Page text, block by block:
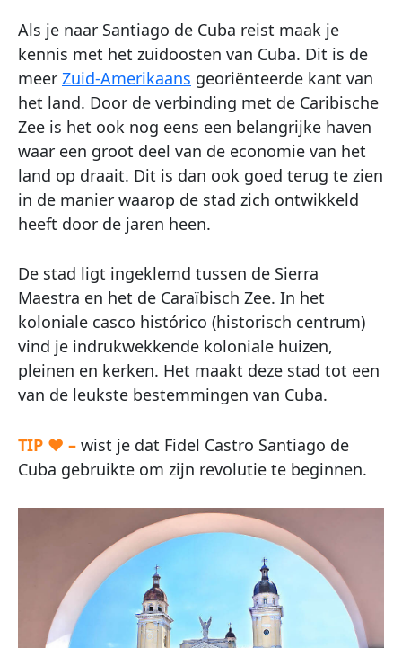
Als je naar Santiago de Cuba reist maak je
kennis met het zuidoosten van Cuba. Dit is de
meer Zuid-Amerikaans georiënteerde kant van
het land. Door de verbinding met de Caribische
Zee is het ook nog eens een belangrijke haven
waar een groot deel van de economie van het
land op draait. Dit is dan ook goed terug te zien
in de manier waarop de stad zich ontwikkeld
heeft door de jaren heen.
De stad ligt ingeklemd tussen de Sierra
Maestra en het de Caraïbisch Zee. In het
koloniale casco histórico (historisch centrum)
vind je indrukwekkende koloniale huizen,
pleinen en kerken. Het maakt deze stad tot een
van de leukste bestemmingen van Cuba.
TIP ♥ – wist je dat Fidel Castro Santiago de
Cuba gebruikte om zijn revolutie te beginnen.